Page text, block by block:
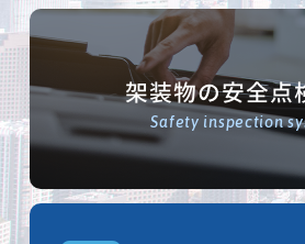
架装物の安全点
Safety inspection